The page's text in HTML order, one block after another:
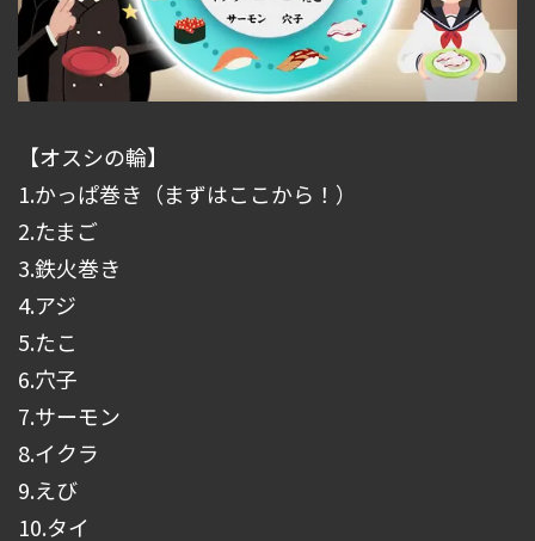
【オスシの輪】
1.かっぱ巻き（まずはここから！）
2.たまご
3.鉄火巻き
4.アジ
5.たこ
6.穴子
7.サーモン
8.イクラ
9.えび
10.タイ